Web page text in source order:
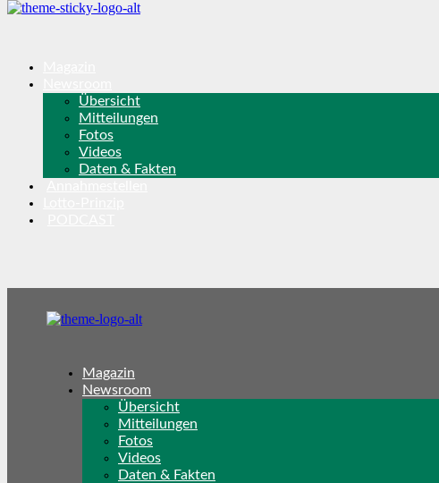
Übersicht
Mitteilungen
Fotos
Videos
Daten & Fakten
Magazin
Newsroom
Übersicht
Mitteilungen
Fotos
Videos
Daten & Fakten